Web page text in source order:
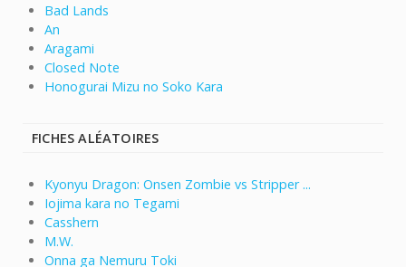
Bad Lands
An
Aragami
Closed Note
Honogurai Mizu no Soko Kara
FICHES ALÉATOIRES
Kyonyu Dragon: Onsen Zombie vs Stripper ...
Iojima kara no Tegami
Casshern
M.W.
Onna ga Nemuru Toki